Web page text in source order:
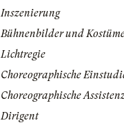
Inszenierung
Bühnenbilder und
Lichtregie
Choreographische
Choreographische
Dirigent